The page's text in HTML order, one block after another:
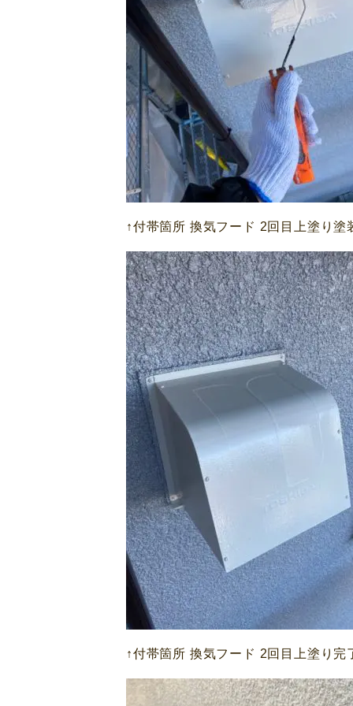
↑付帯箇所 換気フード 2回目上塗り塗
↑付帯箇所 換気フード 2回目上塗り完